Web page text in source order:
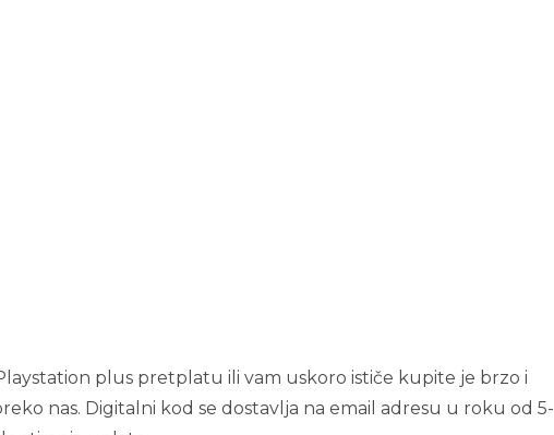
plus pretplatu ili vam uskoro ističe kupite je brzo i
nas. Digitalni kod se dostavlja na email adresu u roku od 5-